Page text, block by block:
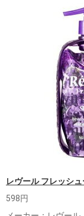
レヴール フレッシ
598円